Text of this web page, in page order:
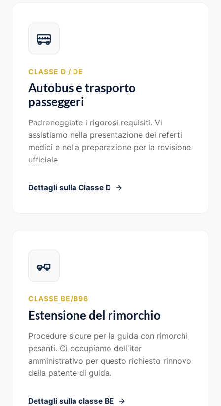
CLASSE D / DE
Autobus e trasporto
passeggeri
Padroneggiate i rigorosi requisiti. Vi
assistiamo nella presentazione dei referti
medici e nella preparazione per la revisione
ufficiale.
Dettagli sulla Classe D
CLASSE BE/B96
Estensione del rimorchio
Procedure sicure per la guida con rimorchi
pesanti. Ci occupiamo dell'iter
amministrativo per questo richiesto rinnovo
della patente di guida.
Dettagli sulla classe BE